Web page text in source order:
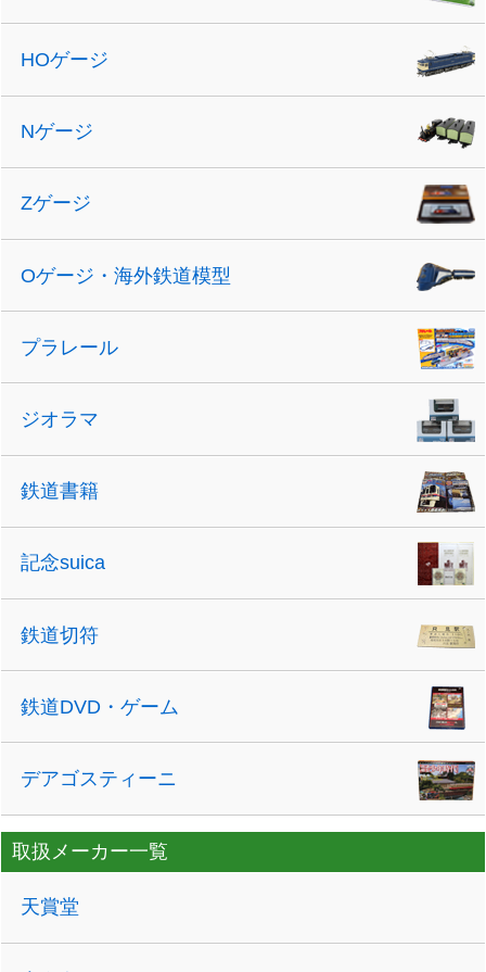
HOゲージ
Nゲージ
Zゲージ
Oゲージ・海外鉄道模型
プラレール
ジオラマ
鉄道書籍
記念suica
鉄道切符
鉄道DVD・ゲーム
デアゴスティーニ
取扱メーカー一覧
天賞堂